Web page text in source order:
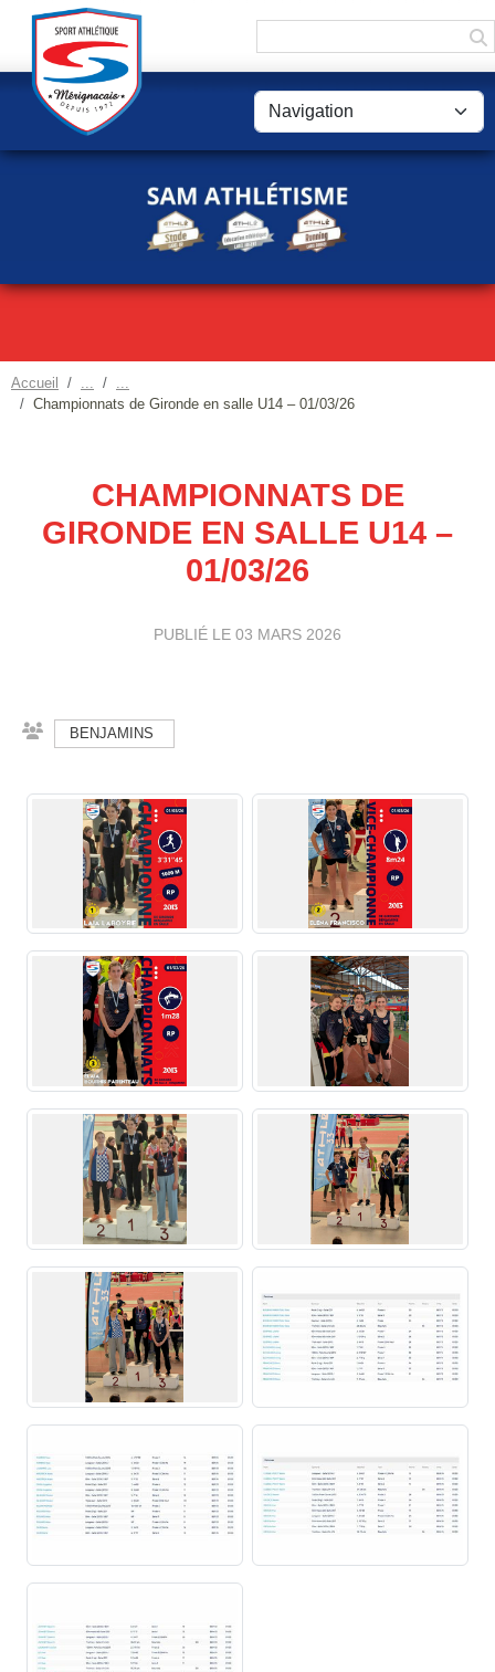
Accueil
Championnats de Gironde en salle U14 – 01/03/26
CHAMPIONNATS DE
GIRONDE EN SALLE U14 –
01/03/26
PUBLIÉ LE 03 MARS 2026
BENJAMINS
Panneau de gestion des cookies